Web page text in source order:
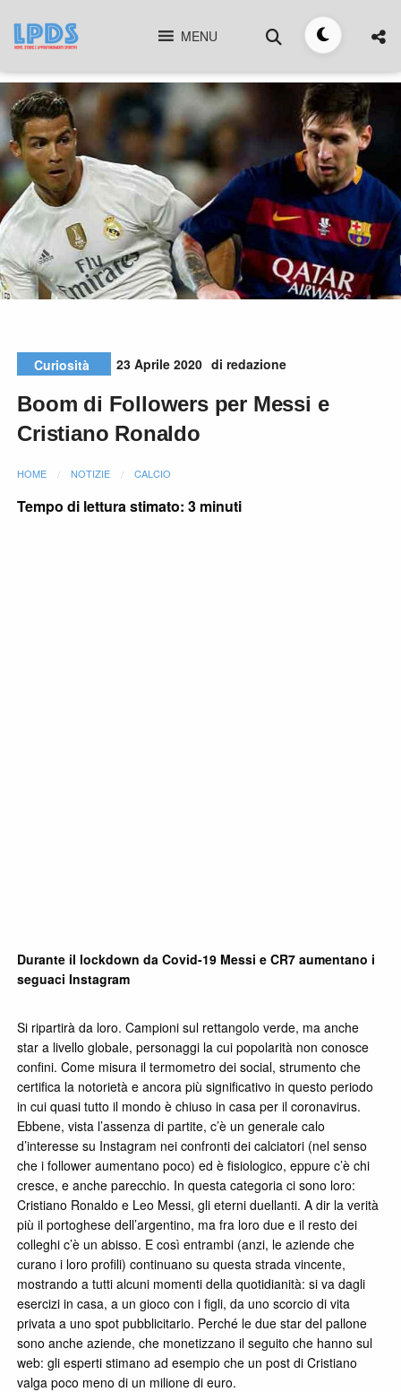
content
MENU
Cerca
Toggle
tema
Curiosità 23 Aprile 2020 di redazione
Boom di Followers per Messi e
Cristiano Ronaldo
HOME NOTIZIE CALCIO
Tempo di lettura stimato: 3 minuti
Durante il lockdown da Covid-19 Messi e CR7 aumentano i
seguaci Instagram
Si ripartirà da loro. Campioni sul rettangolo verde, ma anche
star a livello globale, personaggi la cui popolarità non conosce
confini. Come misura il termometro dei social, strumento che
certifica la notorietà e ancora più significativo in questo periodo
in cui quasi tutto il mondo è chiuso in casa per il coronavirus.
Ebbene, vista l’assenza di partite, c’è un generale calo
d’interesse su Instagram nei confronti dei calciatori (nel senso
che i follower aumentano poco) ed è fisiologico, eppure c’è chi
cresce, e anche parecchio. In questa categoria ci sono loro:
Cristiano Ronaldo e Leo Messi, gli eterni duellanti. A dir la verità
più il portoghese dell’argentino, ma fra loro due e il resto dei
colleghi c’è un abisso. E così entrambi (anzi, le aziende che
curano i loro profili) continuano su questa strada vincente,
mostrando a tutti alcuni momenti della quotidianità: si va dagli
esercizi in casa, a un gioco con i figli, da uno scorcio di vita
privata a uno spot pubblicitario. Perché le due star del pallone
sono anche aziende, che monetizzano il seguito che hanno sul
web: gli esperti stimano ad esempio che un post di Cristiano
valga poco meno di un milione di euro.